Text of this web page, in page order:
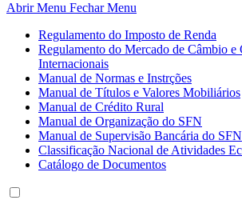
Abrir Menu Fechar Menu
Regulamento do Imposto de Renda
Regulamento do Mercado de Câmbio e
Internacionais
Manual de Normas e Instrções
Manual de Títulos e Valores Mobiliários
Manual de Crédito Rural
Manual de Organização do SFN
Manual de Supervisão Bancária do SFN
Classificação Nacional de Atividades
Catálogo de Documentos